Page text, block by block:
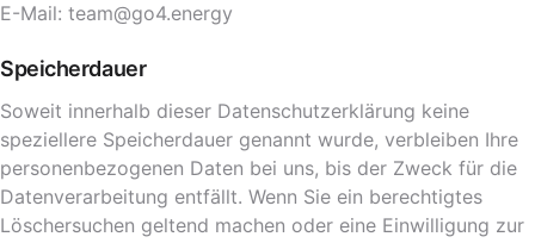
E-Mail: team@go4.energy
Speicherdauer
Soweit innerhalb dieser Datenschutzerklärung keine
speziellere Speicherdauer genannt wurde, verbleiben Ihre
personenbezogenen Daten bei uns, bis der Zweck für die
Datenverarbeitung entfällt. Wenn Sie ein berechtigtes
Löschersuchen geltend machen oder eine Einwilligung zur